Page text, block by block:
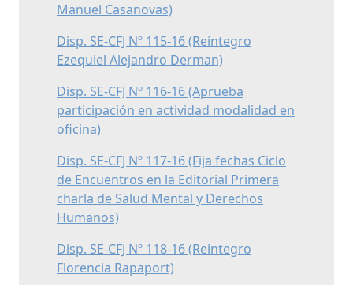
Manuel Casanovas)
Disp. SE-CFJ Nº 115-16 (Reintegro
Ezequiel Alejandro Derman)
Disp. SE-CFJ Nº 116-16 (Aprueba
participación en actividad modalidad en
oficina)
Disp. SE-CFJ Nº 117-16 (Fija fechas Ciclo
de Encuentros en la Editorial Primera
charla de Salud Mental y Derechos
Humanos)
Disp. SE-CFJ Nº 118-16 (Reintegro
Florencia Rapaport)